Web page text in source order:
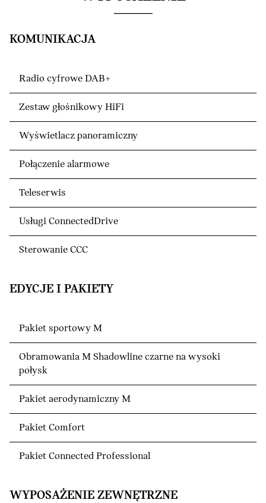
KOMUNIKACJA
Radio cyfrowe DAB+
Zestaw głośnikowy HiFi
Wyświetlacz panoramiczny
Połączenie alarmowe
Teleserwis
Usługi ConnectedDrive
Sterowanie CCC
EDYCJE I PAKIETY
Pakiet sportowy M
Obramowania M Shadowline czarne na wysoki
połysk
Pakiet aerodynamiczny M
Pakiet Comfort
Pakiet Connected Professional
WYPOSAŻENIE ZEWNĘTRZNE